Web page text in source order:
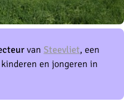
van Steevliet, een
en jongeren in